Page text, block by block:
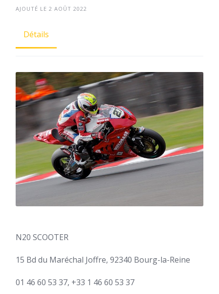
AJOUTÉ LE 2 AOÛT 2022
Détails
N20 SCOOTER
15 Bd du Maréchal Joffre, 92340 Bourg-la-Reine
01 46 60 53 37, +33 1 46 60 53 37